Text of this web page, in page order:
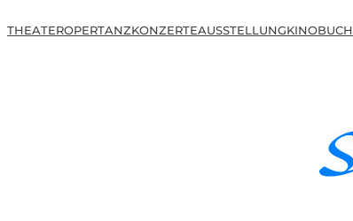
THEATEROPERTANZKONZERTEAUSSTELLUNGKINOBUCH